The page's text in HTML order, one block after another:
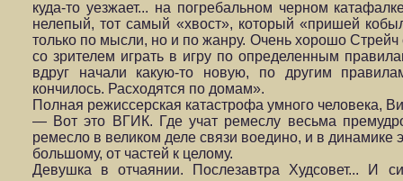
куда-то уезжает... на погребальном черном
нелепый, тот самый «хвост», который «пришей
только по мысли, но и по жан­ру. Очень хорошо
со зри­телем играть в игру по определенным
вдруг начали какую-то новую, по другим
кончилось. Расходятся по домам».
Полная режиссерская катастрофа умного человека,
— Вот это ВГИК. Где учат ремеслу весьма
ремесло в великом деле связи воедино, и в динами­ке
большому, от частей к целому.
Девушка в отчаянии. Послезавтра Худсовет... И